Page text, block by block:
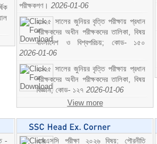
পরীক্ষকগণ। 2026-01-06
২০২৫ সালের জুনিয়র বৃত্তি পরীক্ষায় প্রধান
পরীক্ষকদের অধীন পরীক্ষকদের তালিকা, বিষয়
বাংলাদেশ ও বিশ্বপরিচয়; কোড- ১৫০
2026-01-06
২০২৫ সালের জুনিয়র বৃত্তি পরীক্ষায় প্রধান
পরীক্ষকদের অধীন পরীক্ষকদের তালিকা, বিষয়
বিজ্ঞান; কোড- ১২৭ 2026-01-06
View more
-
এসএসসি পরীক্ষা ২০২৬ বিষয়: পৌরনীতি